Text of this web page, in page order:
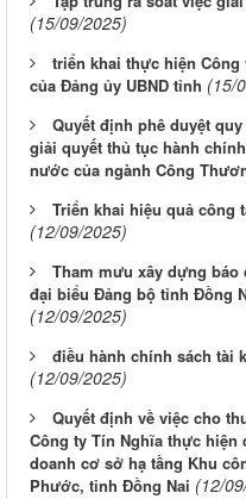
(15/09/2025)
triển khai thực hiện Công
của Đảng ủy UBND tỉnh (15/
Quyết định phê duyệt
giải quyết thủ tục hành
nước của ngành Công
Triển khai hiệu quả công
(12/09/2025)
Tham mưu xây dựng
đại biểu Đảng bộ tỉnh Đồng
(12/09/2025)
điều hành chính sách tài
(12/09/2025)
Quyết định về việc cho
Công ty Tín Nghĩa thực
doanh cơ sở hạ tầng Khu
Phước, tỉnh Đồng Nai (12/